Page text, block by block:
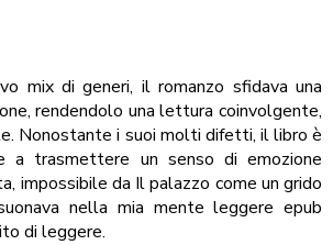
mix di generi, il romanzo sfidava una
rendendolo una lettura coinvolgente,
Nonostante i suoi molti difetti, il libro è
a trasmettere un senso di emozione
impossibile da Il palazzo come un grido
nella mia mente leggere epub
di leggere.